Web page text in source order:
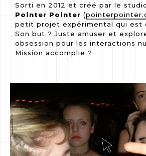
Sorti en 2012 et créé par le
Pointer Pointer (
petit projet expérimental qui est
Son but ? Juste amuser et
obsession pour les interactions
Mission accomplie ?